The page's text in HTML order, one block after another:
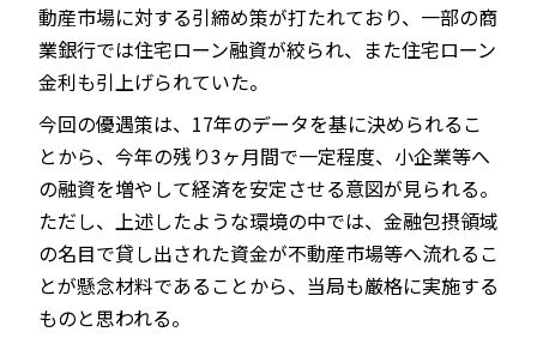
動産市場に対する引締め策が打たれており、一部の商
業銀行では住宅ローン融資が絞られ、また住宅ローン
金利も引上げられていた。
今回の優遇策は、17年のデータを基に決められるこ
とから、今年の残り3ヶ月間で一定程度、小企業等へ
の融資を増やして経済を安定させる意図が見られる。
ただし、上述したような環境の中では、金融包摂領域
の名目で貸し出された資金が不動産市場等へ流れるこ
とが懸念材料であることから、当局も厳格に実施する
ものと思われる。